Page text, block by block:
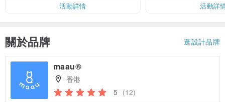
活動詳情
活動詳
關於品牌 逛設計品牌
maau®
香港
5 (12)